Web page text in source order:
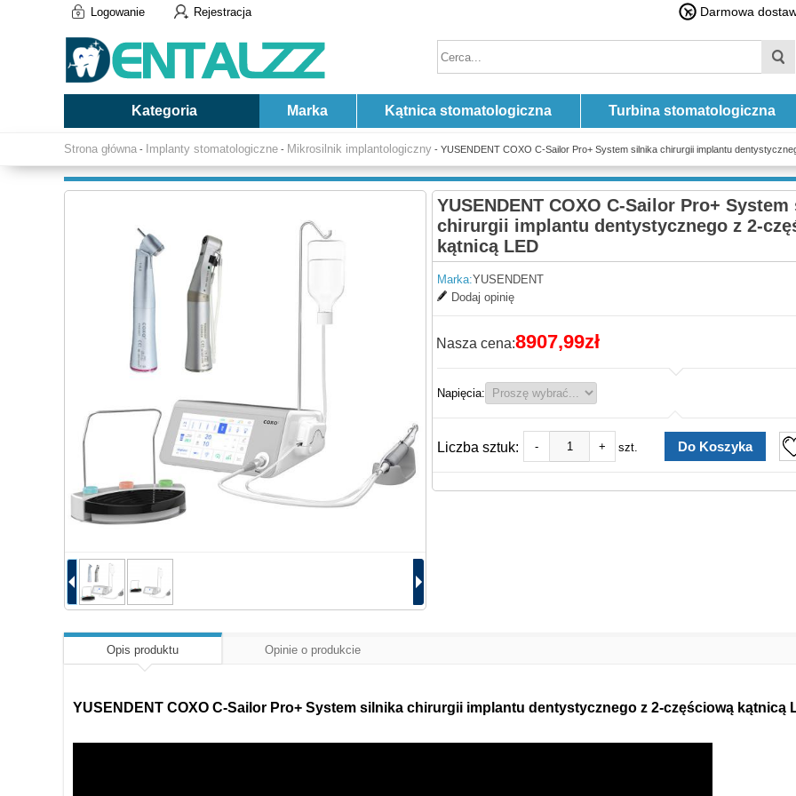
Logowanie Rejestracja Darmowa
Kategoria Marka Kątnica stomatologiczna Turbina stomatologiczna
Strona główna - Implanty stomatologiczne - Mikrosilnik implantologiczny - YUSENDENT COXO C-Sailor Pro+ System silnika chirurgii implantu
YUSENDENT COXO C-Sailor Pro+
chirurgii implantu dentystycznego z 2-
kątnicą LED
Marka:YUSENDENT
Dodaj opinię
Nasza cena:8907,99zł
Napięcia:
Liczba sztuk: - + szt.
Opis produktu Opinie o produkcie
YUSENDENT COXO C-Sailor Pro+ System silnika chirurgii implantu dentystycznego z 2-częściową kątnicą